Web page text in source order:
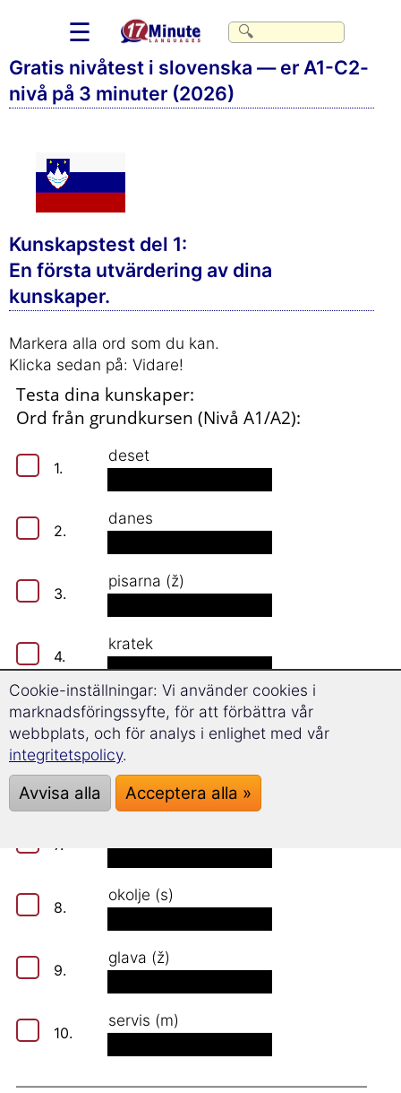
☰
Gratis nivåtest i slovenska — er A1-C2-
nivå på 3 minuter (2026)
Kunskapstest del 1:
En första utvärdering av dina
kunskaper.
Markera alla ord som du kan.
Klicka sedan på: Vidare!
Testa dina kunskaper:
Ord från grundkursen (Nivå A1/A2):
1.
deset
2.
danes
3.
pisarna (ž)
4.
kratek
5.
fascinanten
oblačila (s)
7.
8.
okolje (s)
9.
glava (ž)
10.
servis (m)
Cookie-inställningar: Vi använder cookies i
marknadsföringssyfte, för att förbättra vår
webbplats, och för analys i enlighet med vår
integritetspolicy.
Avvisa alla Acceptera alla »